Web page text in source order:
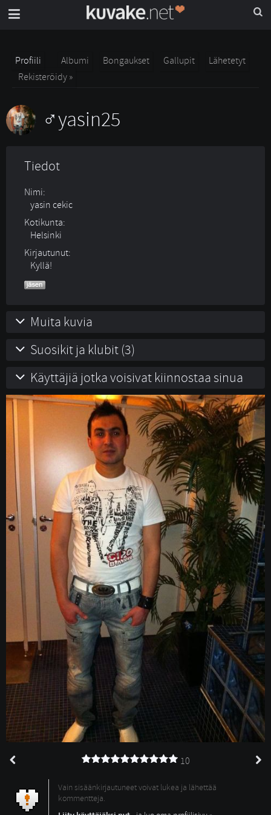
Profiili Albumi Bongaukset Gallupit
Lähetetyt
Rekisteröidy »
yasin25
Tiedot
Nimi:
yasin cekic
Kotikunta:
Helsinki
Kirjautunut:
Kyllä!
Muita kuvia
Suosikit ja klubit (3)
Käyttäjiä jotka voisivat kiinnostaa sinua
10
Vain sisäänkirjautuneet voivat lukea ja lähettää
kommentteja.